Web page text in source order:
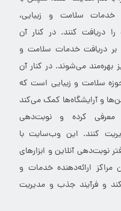
خدمات سلامت و زیبایی،
دریافت کنند. در کنار آن
بر دریافت خدمات سلامت و
بهره‌مند می‌شوند. در کنار آن
سلامت و زیبایی است که
و آرایشگاه‌ها کمک می‌کند
کرده و نوبت‌دهی
کنند. این وب‌سایت با
نوبت‌دهی آنلاین و ابزارهای
مراکز ارائه‌دهنده خدمات و
و فرآیند جذب و مدیریت